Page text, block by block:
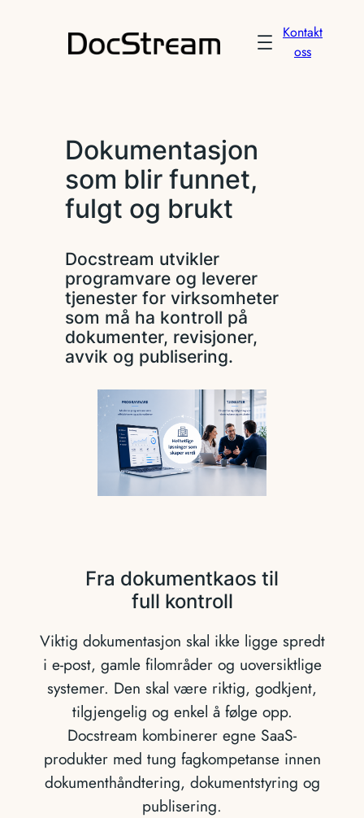
Kontakt
oss
Dokumentasjon
som blir funnet,
fulgt og brukt
Docstream utvikler
programvare og leverer
tjenester for virksomheter
som må ha kontroll på
dokumenter, revisjoner,
avvik og publisering.
Fra dokumentkaos til
full kontroll
Viktig dokumentasjon skal ikke ligge spredt
i e-post, gamle filområder og uoversiktlige
systemer. Den skal være riktig, godkjent,
tilgjengelig og enkel å følge opp.
Docstream kombinerer egne SaaS-
produkter med tung fagkompetanse innen
dokumenthåndtering, dokumentstyring og
publisering.